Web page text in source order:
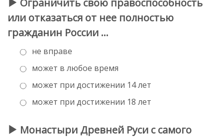
или отказаться от нее полностью
гражданин России …
не вправе
может в любое время
может при достижении 14 лет
может при достижении 18 лет
Монастыри Древней Руси с самого